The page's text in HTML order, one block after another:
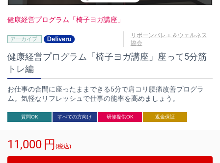
健康経営プログラム「椅子ヨガ講座」
リボーンバレエ＆ウェルネス
協会
健康経営プログラム「椅子ヨガ講座」座って5分筋
トレ編
お仕事の合間に座ったままできる5分で肩コリ腰痛改善プログラ
ム。気軽なリフレッシュで仕事の能率を高めましょう。
質問OK すべての方向け 研修提供OK 返金保証
11,000 円 (税込)